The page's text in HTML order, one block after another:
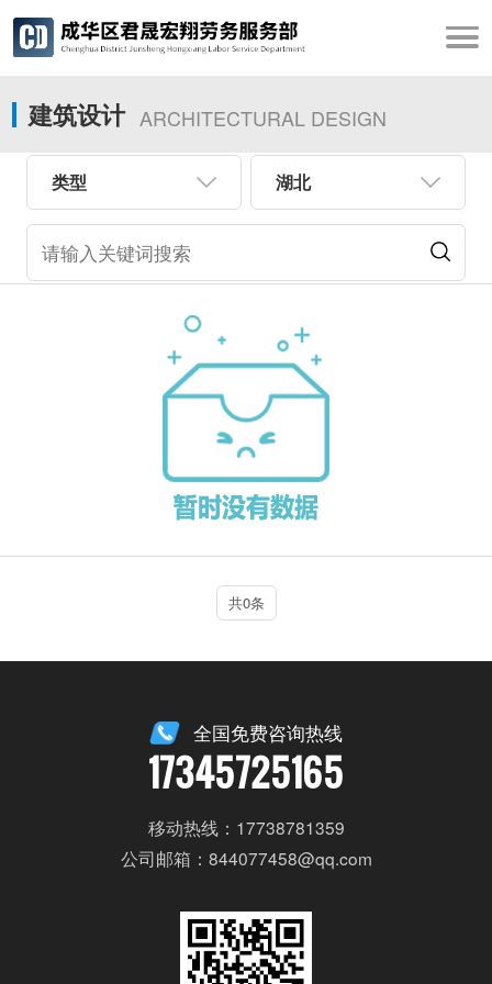
建筑设计 ARCHITECTURAL DESIGN
类型 湖北
共0条
全国免费咨询热线
17345725165
移动热线：17738781359
公司邮箱：844077458@qq.com